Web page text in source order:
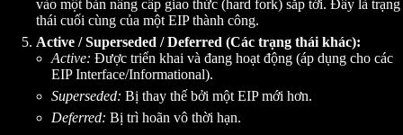
vào một bản nâng cấp giao thức (hard fork) sắp tới. Đây là trạng
thái cuối cùng của một EIP thành công.
Active / Superseded / Deferred (Các trạng thái khác):
Active: Được triển khai và đang hoạt động (áp dụng cho các
EIP Interface/Informational).
Superseded: Bị thay thế bởi một EIP mới hơn.
Deferred: Bị trì hoãn vô thời hạn.